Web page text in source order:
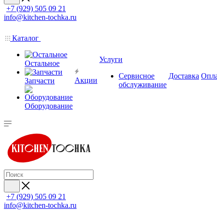
+7 (929) 505 09 21
info@kitchen-tochka.ru
Каталог
Остальное
Запчасти
Оборудование
Акции
Услуги
Сервисное
обслуживание
Доставка
+7 (929) 505 09 21
info@kitchen-tochka.ru